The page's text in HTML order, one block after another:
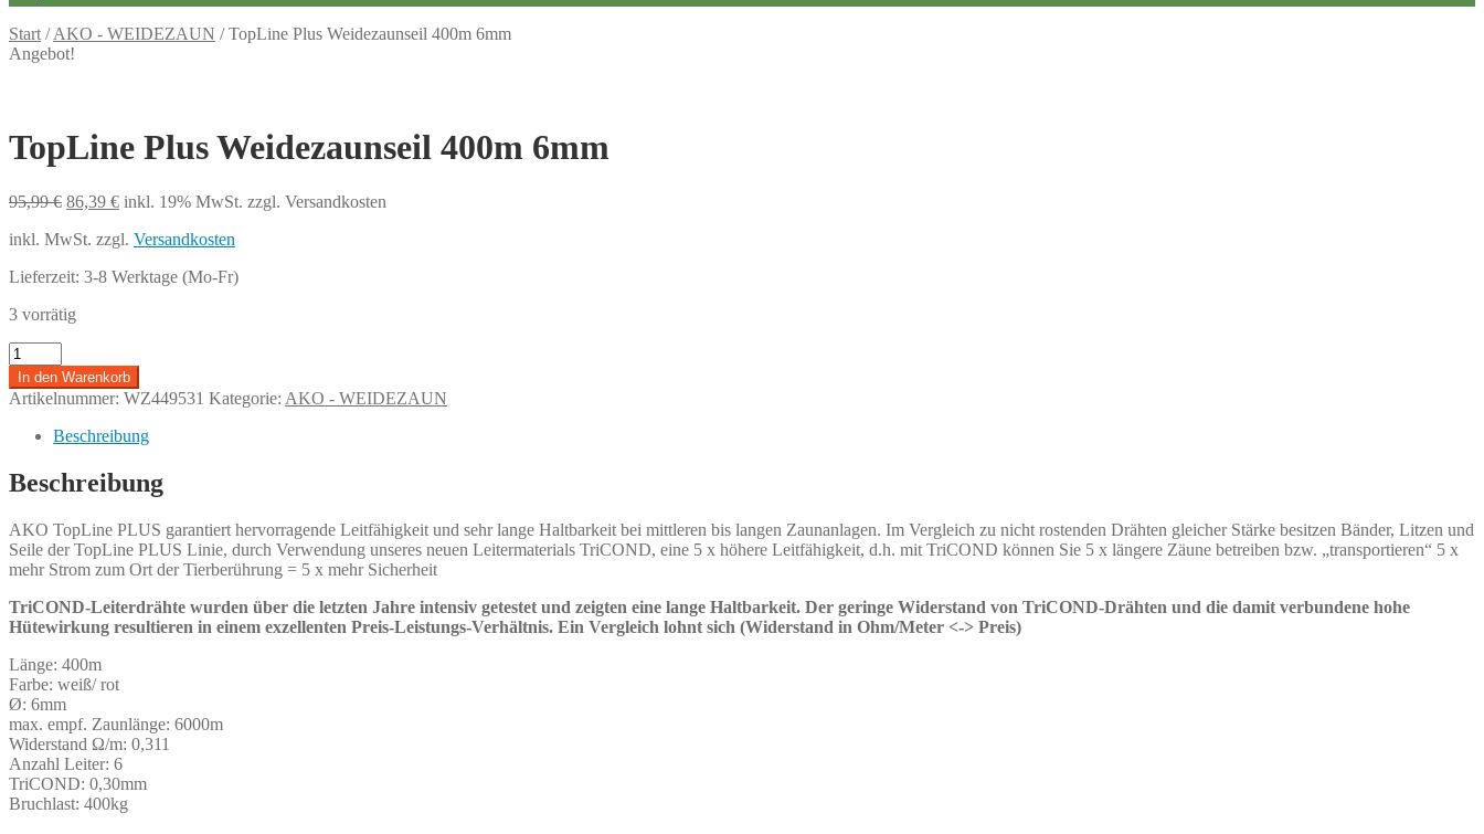
Start /AKO - WEIDEZAUN /TopLine Plus Weidezaunseil 400m 6mm
Angebot!
TopLine Plus Weidezaunseil 400m 6mm
95,99€ Ursprünglicher
war:
86,39 €Aktueller
ist:
inkl. 19% MwSt. zzgl. Versandkosten
inkl. MwSt. zzgl. Versandkosten
Lieferzeit: 3-8 Werktage (Mo-Fr)
3 vorrätig
TopLine
Plus
Weidezaunseil
400m
6mm
Menge
In den Warenkorb
Artikelnummer: WZ449531 Kategorie: AKO - WEIDEZAUN
Beschreibung
Beschreibung
AKO TopLine PLUS garantiert hervorragende Leitfähigkeit und sehr lange Haltbarkeit bei mittleren bis langen Zaunanlagen. Im Vergleich zu nicht rostenden Drähten gleicher Stärke besitzen Bänder, Litzen und
Seile der TopLine PLUS Linie, durch Verwendung unseres neuen Leitermaterials TriCOND, eine 5 x höhere Leitfähigkeit, d.h. mit TriCOND können Sie 5 x längere Zäune betreiben bzw. „transportieren“ 5 x
mehr Strom zum Ort der Tierberührung = 5 x mehr Sicherheit
TriCOND-Leiterdrähte wurden über die letzten Jahre intensiv getestet und zeigten eine lange Haltbarkeit. Der geringe Widerstand von TriCOND-Drähten und die damit verbundene hohe
Hütewirkung resultieren in einem exzellenten Preis-Leistungs-Verhältnis. Ein Vergleich lohnt sich (Widerstand in Ohm/Meter <-> Preis)
Länge: 400m
Farbe: weiß/ rot
Ø: 6mm
max. empf. Zaunlänge: 6000m
Widerstand Ω/m: 0,311
Anzahl Leiter: 6
TriCOND: 0,30mm
Bruchlast: 400kg